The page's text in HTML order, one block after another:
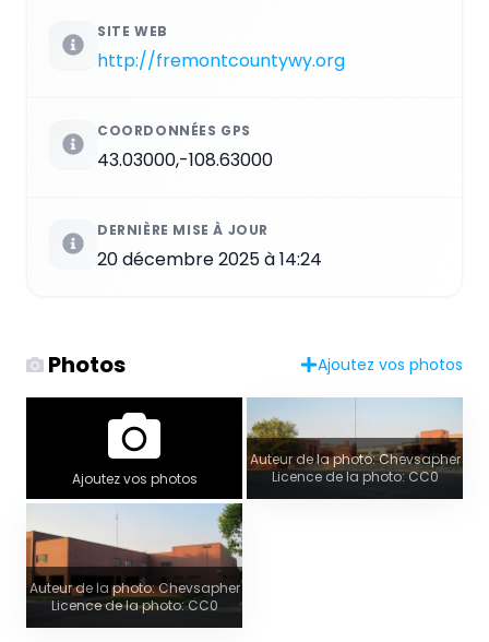
SITE WEB
http://fremontcountywy.org
COORDONNÉES GPS
43.03000,-108.63000
DERNIÈRE MISE À JOUR
20 décembre 2025 à 14:24
Photos Ajoutez vos photos
Ajoutez vos photos
Auteur de la photo: Chevsapher
Licence de la photo: CC0
Auteur de la photo: Chevsapher
Licence de la photo: CC0